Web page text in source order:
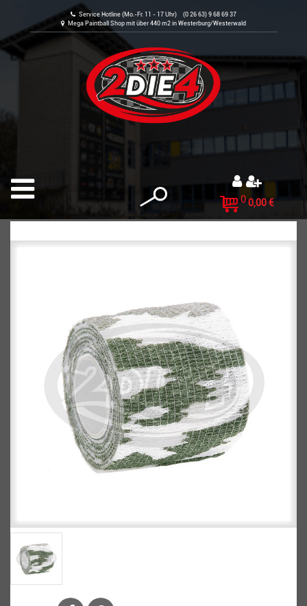
Service Hotline (Mo.-Fr. 11 - 17 Uhr) (0 26 63) 9 68 69 37
Mega Paintball Shop mit über 440 m2 in Westerburg/Westerwald
0 0,00 €